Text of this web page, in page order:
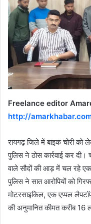
Freelance editor
http://
रायगढ़ जिले में बाइक चोरी
पुलिस ने ठोस कार्रवाई कर
वाले सौदों की आड़ में चल रहे एक
पुलिस ने सात आरोपियों को
मोटरसाइकिल, एक एप्पल
की अनुमानित कीमत करीब 16